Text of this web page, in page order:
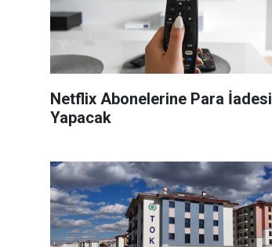
Netflix Abonelerine Para İadesi
Yapacak